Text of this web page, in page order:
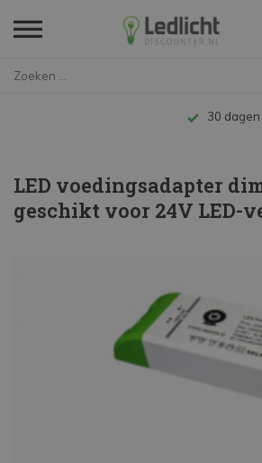
Tot 10
LED voedingsadapter
geschikt voor 24V LED-